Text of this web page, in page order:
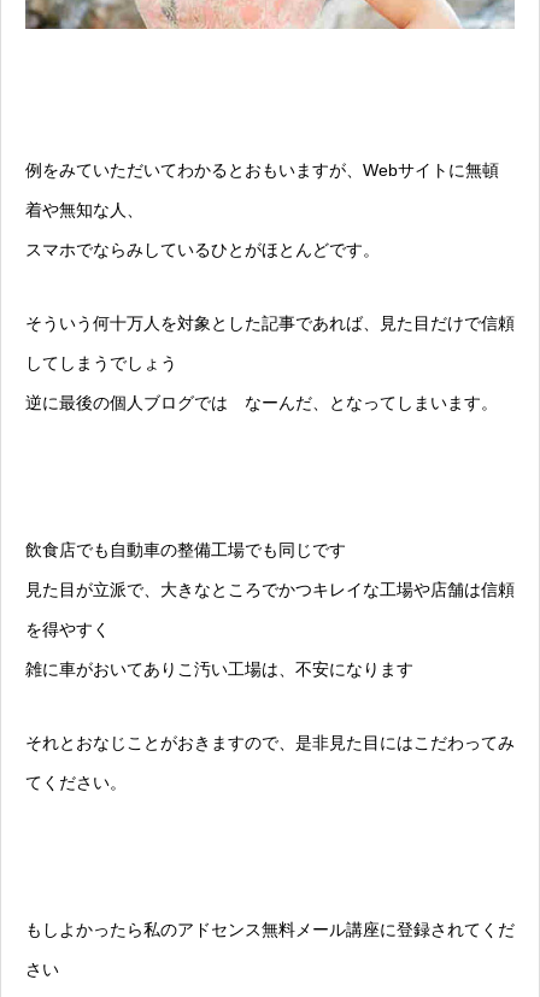
例をみていただいてわかるとおもいますが、Webサイトに無頓
着や無知な人、
スマホでならみしているひとがほとんどです。
そういう何十万人を対象とした記事であれば、見た目だけで信頼
してしまうでしょう
逆に最後の個人ブログでは なーんだ、となってしまいます。
飲食店でも自動車の整備工場でも同じです
見た目が立派で、大きなところでかつキレイな工場や店舗は信頼
を得やすく
雑に車がおいてありこ汚い工場は、不安になります
それとおなじことがおきますので、是非見た目にはこだわってみ
てください。
もしよかったら私のアドセンス無料メール講座に登録されてくだ
さい